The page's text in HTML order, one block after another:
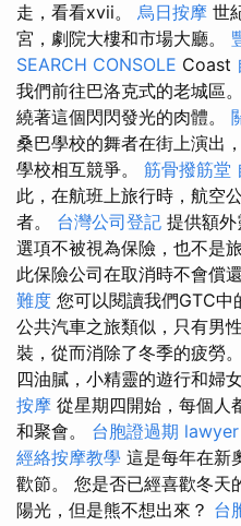
走，看看xvii。 烏日按摩 世
宮，劇院大樓和市場大廳。
SEARCH CONSOLE Coast
我們前往巴洛克式的老城區
繞著這個閃閃發光的肉體。
桑巴學校的舞者在街上演出
學校相互競爭。 筋骨撥筋堂
此，在航班上旅行時，航空
者。 台灣公司登記 提供額
選項不被視為保險，也不是
此保險公司在取消時不會償
難度 您可以閱讀我們GTC中
公共汽車之旅類似，只有男
裝，從而消除了冬季的疲勞。
四油膩，小精靈的遊行和婦
按摩 從星期四開始，每個人
和聚會。 台胞證過期 lawyer
經絡按摩教學 這是每年在新
歡節。 您是否已經喜歡冬天
陽光，但是熊不想出來？ 台